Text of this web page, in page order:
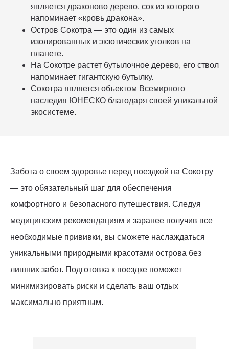
является драконово дерево, сок из которого
напоминает «кровь дракона».
Остров Сокотра — это один из самых
изолированных и экзотических уголков на
планете.
На Сокотре растет бутылочное дерево, его ствол
напоминает гигантскую бутылку.
Сокотра является объектом Всемирного
наследия ЮНЕСКО благодаря своей уникальной
экосистеме.
Забота о своем здоровье перед поездкой на Сокотру
— это обязательный шаг для обеспечения
комфортного и безопасного путешествия. Следуя
медицинским рекомендациям и заранее получив все
необходимые прививки, вы сможете наслаждаться
уникальными природными красотами острова без
лишних забот. Подготовка к поездке поможет
минимизировать риски и сделать ваш отдых
максимально приятным.